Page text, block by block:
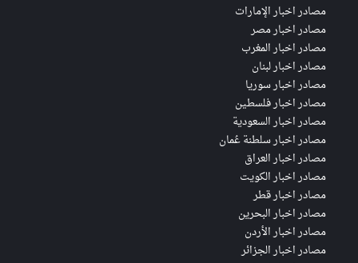
مصادر اخبار الإمارات
مصادر اخبار مصر
مصادر اخبار المغرب
مصادر اخبار لبنان
مصادر اخبار سوريا
مصادر اخبار فلسطين
مصادر اخبار السعودية
مصادر اخبار سلطنة عُمان
مصادر اخبار العراق
مصادر اخبار الكويت
مصادر اخبار قطر
مصادر اخبار البحرين
مصادر اخبار الأردن
مصادر اخبار الجزائر